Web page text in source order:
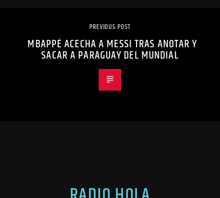
PREVIOUS POST
MBAPPÉ ACECHA A MESSI TRAS ANOTAR Y
SACAR A PARAGUAY DEL MUNDIAL